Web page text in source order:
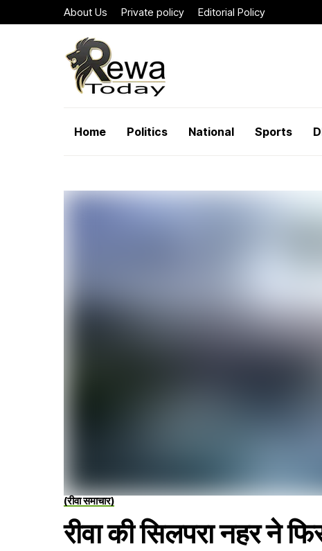
About Us Private policy Editorial Policy
Home Politics National Sports
(रीवा समाचार)
रीवा की सिलपरा नहर ने